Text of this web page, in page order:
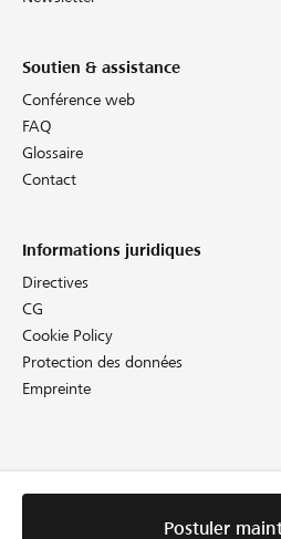
Postuler
Soutien & assistance
Conférence web
FAQ
Glossaire
Contact
Informations juridiques
Directives
CG
Cookie Policy
Protection des données
Empreinte